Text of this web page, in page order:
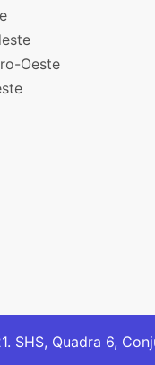
Oeste
SHS, Quadra 6,